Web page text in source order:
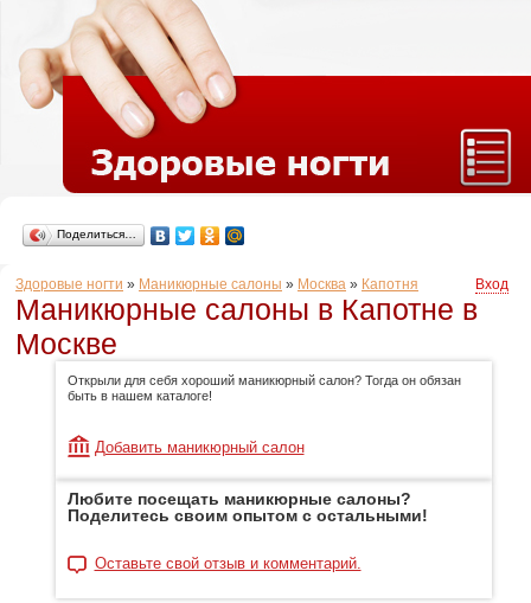
Поделиться…
Здоровые ногти » Маникюрные салоны » Москва » Капотня Вход
Маникюрные салоны в Капотне в
Москве
Открыли для себя хороший маникюрный салон? Тогда он обязан
быть в нашем каталоге!
Добавить маникюрный салон
Любите посещать маникюрные салоны?
Поделитесь своим опытом с остальными!
Оставьте свой отзыв и комментарий.